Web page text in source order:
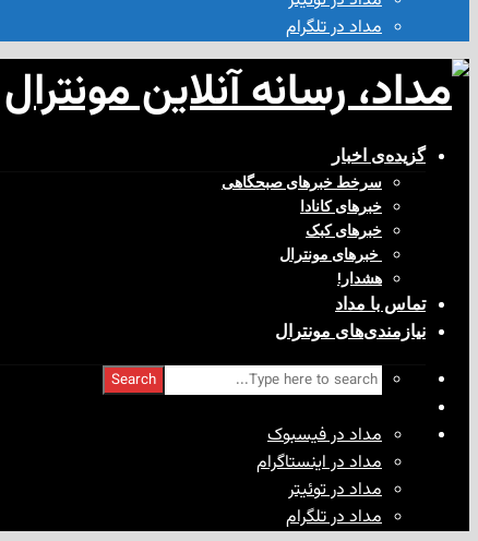
مداد در تلگرام
گزیده‌ی‌ اخبار
سرخط خبرهای صبحگاهی
خبرهای کانادا
خبرهای کبک
‌ خبرهای مونترال
هشدار!
تماس با مداد
نیازمندی‌های مونترال
Search
مداد در فیسبوک
مداد در اینستاگرام
مداد در توئیتر
مداد در تلگرام